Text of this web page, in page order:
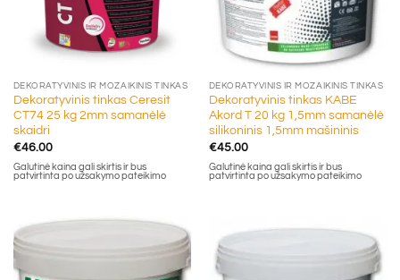
DEKORATYVINIS IR MOZAIKINIS TINKAS
Dekoratyvinis tinkas Ceresit
CT74 25 kg 2mm samanėlė
skaidri
€46.00
Galutinė kaina gali skirtis ir bus
patvirtinta po užsakymo pateikimo
DEKORATYVINIS IR MOZAIKINIS TINKAS
Dekoratyvinis tinkas KABE
Akord T 20 kg 1,5mm samanėlė
silikoninis 1,5mm mašininis
€45.00
Galutinė kaina gali skirtis ir bus
patvirtinta po užsakymo pateikimo